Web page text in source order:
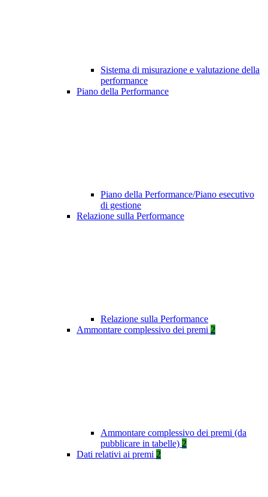
Sistema di misurazione e valutazione della
performance
Piano della Performance
Piano della Performance/Piano esecutivo
di gestione
Relazione sulla Performance
Relazione sulla Performance
Ammontare complessivo dei premi 2
Ammontare complessivo dei premi (da
pubblicare in tabelle) 2
Dati relativi ai premi 2